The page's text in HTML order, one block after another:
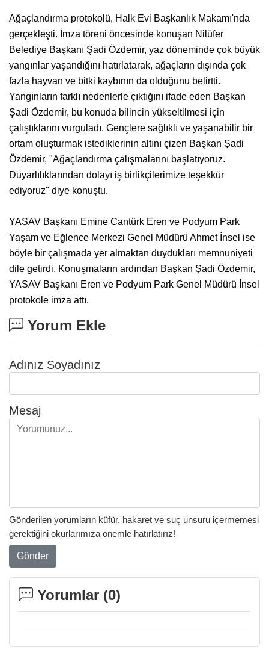
​Ağaçlandırma protokolü, Halk Evi Başkanlık Makamı'nda
gerçekleşti. İmza töreni öncesinde konuşan Nilüfer
Belediye Başkanı Şadi Özdemir, yaz döneminde çok büyük
yangınlar yaşandığını hatırlatarak, ağaçların dışında çok
fazla hayvan ve bitki kaybının da olduğunu belirtti.
Yangınların farklı nedenlerle çıktığını ifade eden Başkan
Şadi Özdemir, bu konuda bilincin yükseltilmesi için
çalıştıklarını vurguladı. Gençlere sağlıklı ve yaşanabilir bir
ortam oluşturmak istediklerinin altını çizen Başkan Şadi
Özdemir, "Ağaçlandırma çalışmalarını başlatıyoruz.
Duyarlılıklarından dolayı iş birlikçilerimize teşekkür
ediyoruz" diye konuştu.
​YASAV Başkanı Emine Cantürk Eren ve Podyum Park
Yaşam ve Eğlence Merkezi Genel Müdürü Ahmet İnsel ise
böyle bir çalışmada yer almaktan duydukları memnuniyeti
dile getirdi. ​Konuşmaların ardından Başkan Şadi Özdemir,
YASAV Başkanı Eren ve Podyum Park Genel Müdürü İnsel
protokole imza attı.
Yorum Ekle
Adınız Soyadınız
Mesaj
Gönderilen yorumların küfür, hakaret ve suç unsuru içermemesi
gerektiğini okurlarımıza önemle hatırlatırız!
Gönder
Yorumlar (0)